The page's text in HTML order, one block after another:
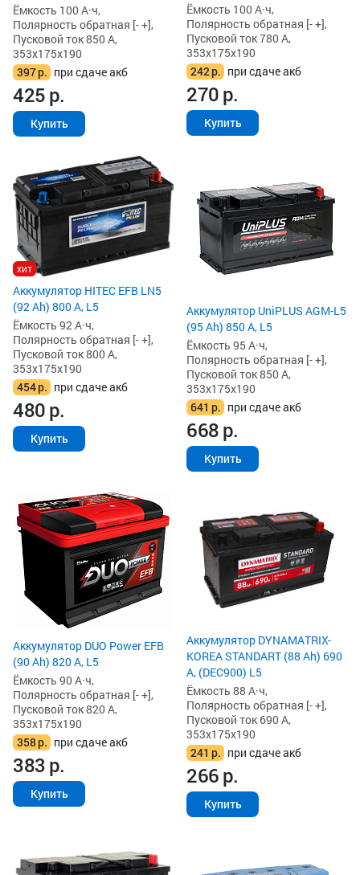
Ёмкость 100 А·ч,
Полярность обратная [- +],
Пусковой ток 850 А,
353x175x190
397р. при сдаче акб
425р.
Купить
Ёмкость 100 А·ч,
Полярность обратная [- +],
Пусковой ток 780 А,
353x175x190
242р. при сдаче акб
270р.
Купить
хит
Аккумулятор HITEC EFB LN5
(92 Ah) 800 А, L5
Ёмкость 92 А·ч,
Полярность обратная [- +],
Пусковой ток 800 А,
353x175x190
454р. при сдаче акб
480р.
Купить
Аккумулятор UniPLUS AGM-L5
(95 Ah) 850 А, L5
Ёмкость 95 А·ч,
Полярность обратная [- +],
Пусковой ток 850 А,
353x175x190
641 р. при сдаче акб
668р.
Купить
Аккумулятор DUO Power EFB
(90 Ah) 820 А, L5
Ёмкость 90 А·ч,
Полярность обратная [- +],
Пусковой ток 820 А,
353x175x190
358р. при сдаче акб
383р.
Купить
Аккумулятор DYNAMATRIX-
KOREA STANDART (88 Ah) 690
А, (DEC900) L5
Ёмкость 88 А·ч,
Полярность обратная [- +],
Пусковой ток 690 А,
353x175x190
241 р. при сдаче акб
266р.
Купить